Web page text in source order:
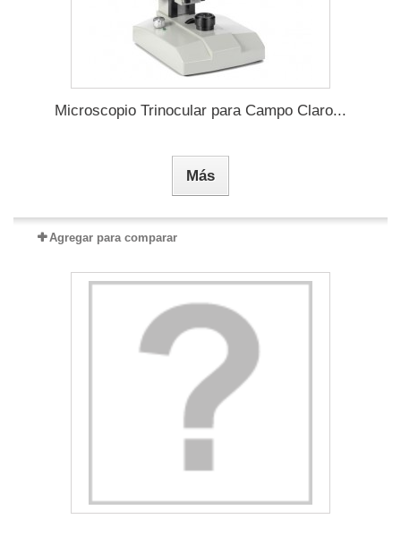
Microscopio Trinocular para Campo Claro...
Más
Agregar para comparar